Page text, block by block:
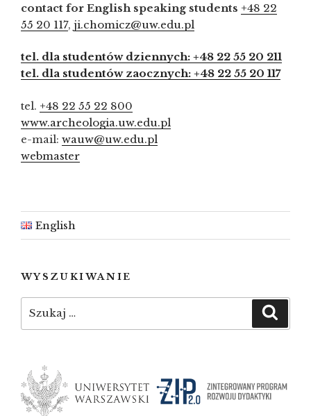
contact for English speaking students +48 22
55 20 117, ji.chomicz@uw.edu.pl
tel. dla studentów dziennych: +48 22 55 20 211
tel. dla studentów zaocznych: +48 22 55 20 117
tel. +48 22 55 22 800
www.archeologia.uw.edu.pl
e-mail: wauw@uw.edu.pl
webmaster
English
WYSZUKIWANIE